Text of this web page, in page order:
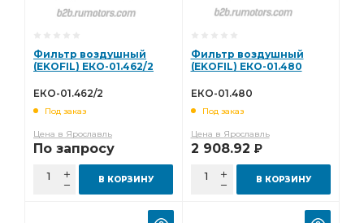
Фильтр воздушный
(EKOFIL) ЕКО-01.462/2
ЕКО-01.462/2
Под заказ
Цена в Ярославль
По запросу
В КОРЗИНУ
Фильтр воздушный
(EKOFIL) ЕКО-01.480
ЕКО-01.480
Под заказ
Цена в Ярославль
2 908.92 Р
В КОРЗИНУ